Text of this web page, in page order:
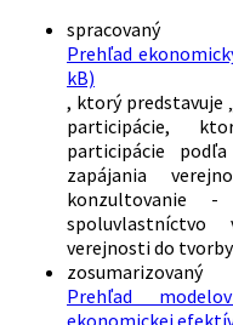
spracovaný
Prehľad
kB)
, ktorý predstavuje
participácie,
participácie
zapájania
konzultovanie
verejnosti do
zosumarizovaný
Prehľad